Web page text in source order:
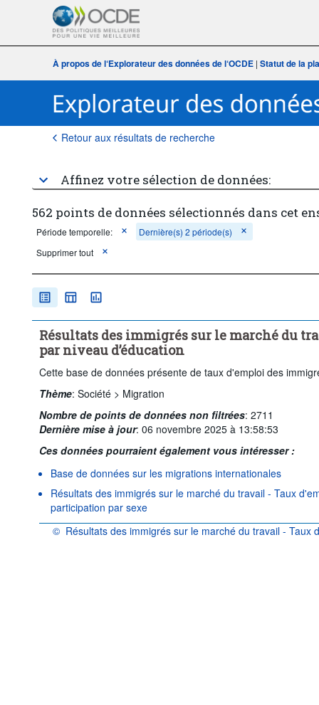
À propos de l‘Explorateur des données de l‘OCDE | Statut de la
Retour aux résultats de recherche
Affinez votre sélection de données:
562 points de données sélectionnés dans cet
Période temporelle:
Dernière(s) 2 période(s)
Supprimer tout
Résultats des immigrés sur le marché du
par niveau d’éducation
Cette base de données présente de taux d'emploi des
Thème: Société > Migration
Nombre de points de données non filtrées: 2711
Dernière mise à jour: 06 novembre 2025 à 13:58:53
Ces données pourraient également vous intéresser :
Base de données sur les migrations internationales
Résultats des immigrés sur le marché du travail - Taux
participation par sexe
© Résultats des immigrés sur le marché du travail - Taux